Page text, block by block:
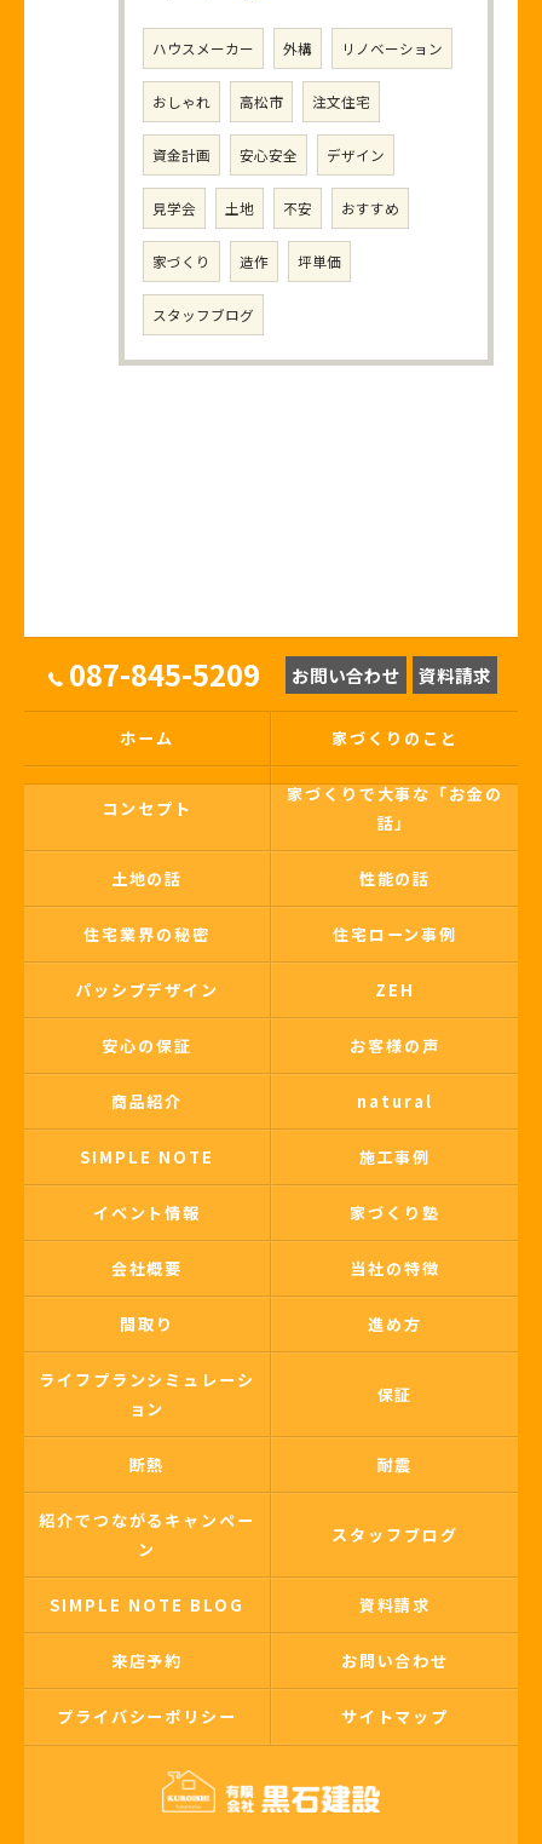
ハウスメーカー 外構 リノベーション
おしゃれ 高松市 注文住宅
資金計画 安心安全 デザイン
見学会 土地 不安 おすすめ
家づくり 造作 坪単価
スタッフブログ
087-845-5209 お問い合わせ 資料請求
ホーム 家づくりのこと
コンセプト
家づくりで大事な「お金の
話」
土地の話 性能の話
住宅業界の秘密 住宅ローン事例
パッシブデザイン ZEH
安心の保証 お客様の声
商品紹介 natural
SIMPLE NOTE 施工事例
イベント情報 家づくり塾
会社概要 当社の特徴
間取り 進め方
ライフプランシミュレーシ
ョン
保証
断熱 耐震
紹介でつながるキャンペー
ン
スタッフブログ
SIMPLE NOTE BLOG 資料請求
来店予約 お問い合わせ
プライバシーポリシー サイトマップ